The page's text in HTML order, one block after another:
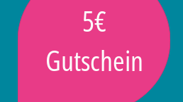
5€
Gutschein